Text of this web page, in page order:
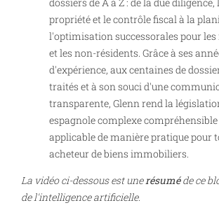
dossiers de A à Z : de la due diligence,
propriété et le contrôle fiscal à la
l'optimisation successorales pour les
et les non-résidents. Grâce à ses
d'expérience, aux centaines de
traités et à son souci d'une
transparente, Glenn rend la
espagnole complexe
applicable de manière pratique pour
acheteur de biens immobiliers.
La vidéo ci-dessous est unerésuméde ce
de l'intelligence artificielle.